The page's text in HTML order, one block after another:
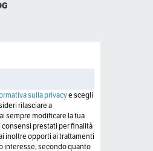
sulla privacye scegli
rilasciare a
sempre modificare la tua
consensi prestati per finalità
inoltre opporti ai trattamenti
interesse, secondo quanto